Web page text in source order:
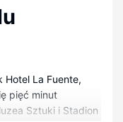
La Fuente,
pięć minut
Sztuki i Stadion